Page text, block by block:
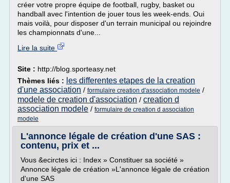
créer votre propre équipe de football, rugby, basket ou
handball avec l'intention de jouer tous les week-ends. Oui
mais voilà, pour disposer d'un terrain municipal ou rejoindre
les championnats d'une...
Lire la suite
Site : http://blog.sporteasy.net
Thèmes liés : les differentes etapes de la creation
d'une association / formulaire creation d'association modele /
modele de creation d'association / creation d
association modele / formulaire de creation d association
modele
L'annonce légale de création d'une SAS :
contenu, prix et ...
Vous &ecirctes ici : Index » Constituer sa société »
Annonce légale de création »L'annonce légale de création
d'une SAS